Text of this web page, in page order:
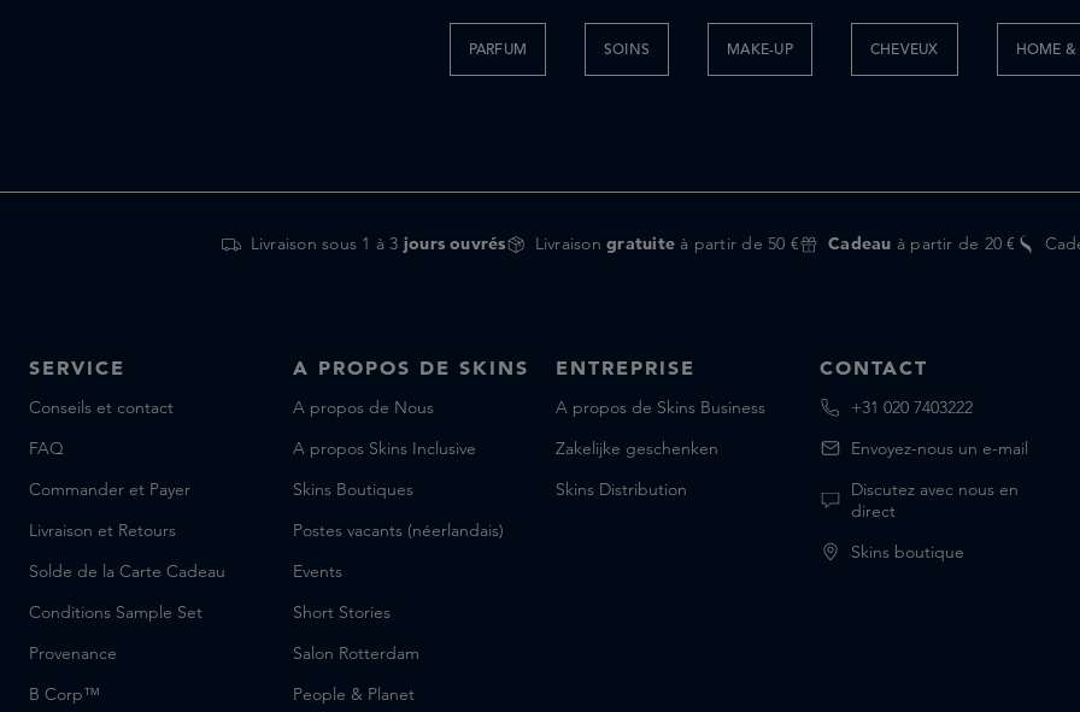
PARFUM SOINS MAKE-UP CHEVEUX HOME &
Livraison sous 1 à 3 jours ouvrés Livraisongratuite à partir de 50 € Cadeau à partir de 20 €
SERVICE
Conseils et contact
FAQ
Commander et Payer
Livraison et Retours
Solde de la Carte Cadeau
Conditions Sample Set
Provenance
B Corp™
A PROPOS DE SKINS
A propos de Nous
A propos Skins Inclusive
Skins Boutiques
Postes vacants (néerlandais)
Events
Short Stories
Salon Rotterdam
People & Planet
ENTREPRISE
A propos de Skins Business
Zakelijke geschenken
Skins Distribution
CONTACT
+31 020 7403222
Envoyez-nous un e-mail
Discutez avec nous en
direct
Skins boutique